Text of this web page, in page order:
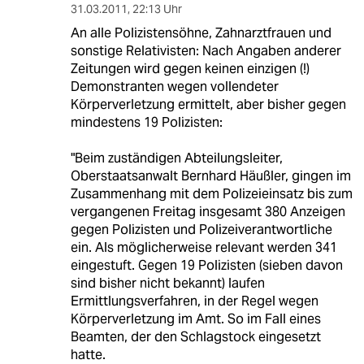
31.03.2011, 22:13 Uhr
An alle Polizistensöhne, Zahnarztfrauen und
sonstige Relativisten: Nach Angaben anderer
Zeitungen wird gegen keinen einzigen (!)
Demonstranten wegen vollendeter
Körperverletzung ermittelt, aber bisher gegen
mindestens 19 Polizisten:
"Beim zuständigen Abteilungsleiter,
Oberstaatsanwalt Bernhard Häußler, gingen im
Zusammenhang mit dem Polizeieinsatz bis zum
vergangenen Freitag insgesamt 380 Anzeigen
gegen Polizisten und Polizeiverantwortliche
ein. Als möglicherweise relevant werden 341
eingestuft. Gegen 19 Polizisten (sieben davon
sind bisher nicht bekannt) laufen
Ermittlungsverfahren, in der Regel wegen
Körperverletzung im Amt. So im Fall eines
Beamten, der den Schlagstock eingesetzt
hatte.